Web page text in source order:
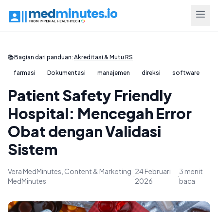
📚Bagian dari panduan: Akreditasi & Mutu RS
farmasi Dokumentasi manajemen direksi software
Patient Safety Friendly
Hospital: Mencegah Error
Obat dengan Validasi
Sistem
Vera MedMinutes, Content & Marketing
MedMinutes
·
24 Februari
2026
·
3 menit
baca